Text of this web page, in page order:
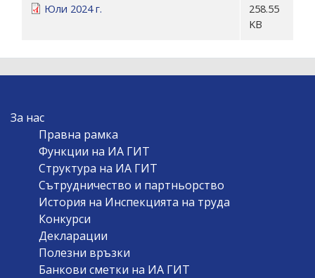
Юли 2024 г.
258.55
KB
NAVIGATION
За нас
Правна рамка
Функции на ИА ГИТ
Структура на ИА ГИТ
Сътрудничество и партньорство
История на Инспекцията на труда
Конкурси
Декларации
Полезни връзки
Банкови сметки на ИА ГИТ